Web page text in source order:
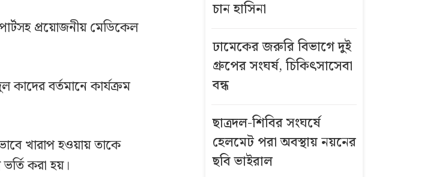
প্রয়োজনীয় মেডিকেল
বর্তমানে কার্যক্রম
খারাপ হওয়ায় তাকে
করা হয়।
সোনার দাম
বাড়লো ৯৮৫৬
টাকা
নিয়ে দ্বন্দ্বে
গ্রাহকের গরু
নিয়ে গেলেন
চান হাসিনা
ঢামেকের জরুরি বিভাগে দুই
গ্রুপের সংঘর্ষ, চিকিৎসাসেবা
বন্ধ
ছাত্রদল-শিবির সংঘর্ষে
হেলমেট পরা অবস্থায় নয়নের
ছবি ভাইরাল